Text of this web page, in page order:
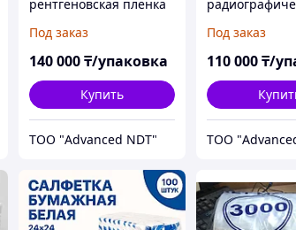
рентгеновская пленка
24см(100 листов)
Под заказ
140 000₸/упаковка
Купить
ТОО "Advanced NDT"
10см х 24см
листов)
Под заказ
110 000₸/
ТОО